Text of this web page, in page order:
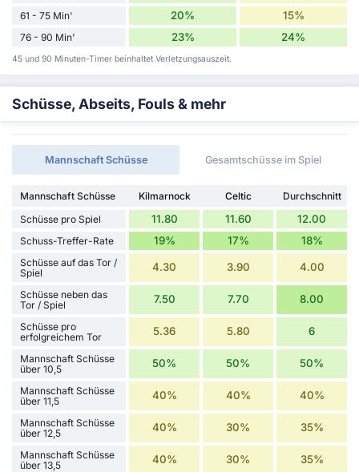
61 - 75 Min' 20% 15%
76 - 90 Min' 23% 24%
45 und 90 Minuten-Timer beinhaltet Verletzungsauszeit.
Schüsse, Abseits, Fouls & mehr
Mannschaft Schüsse Gesamtschüsse im Spiel
Mannschaft Schüsse Kilmarnock Celtic
Durchschnitt
Schüsse pro Spiel
11.80 11.60 12.00
Schuss-Treffer-Rate 19% 17% 18%
Schüsse auf das Tor /
Spiel
4.30 3.90 4.00
Schüsse neben das
Tor / Spiel
7.50 7.70 8.00
Schüsse pro
erfolgreichem Tor
5.36 5.80 6
Mannschaft Schüsse
über 10,5
50% 50% 50%
Mannschaft Schüsse
über 11,5
40% 40% 40%
Mannschaft Schüsse
über 12,5
40% 30% 35%
Mannschaft Schüsse
über 13,5
40% 30% 35%